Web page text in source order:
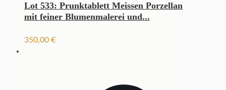
Lot 533: Prunktablett Meissen Porzellan
mit feiner Blumenmalerei und...
350,00 €